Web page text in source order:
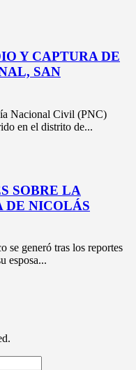
Y CAPTURA DE
SAN
Nacional Civil (PNC)
en el distrito de...
SOBRE LA
DE NICOLÁS
se generó tras los reportes
esposa...